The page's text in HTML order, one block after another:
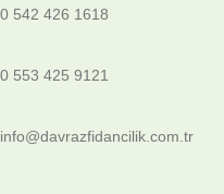
0 542 426 1618
0 553 425 9121
info@davrazfidancilik.com.tr